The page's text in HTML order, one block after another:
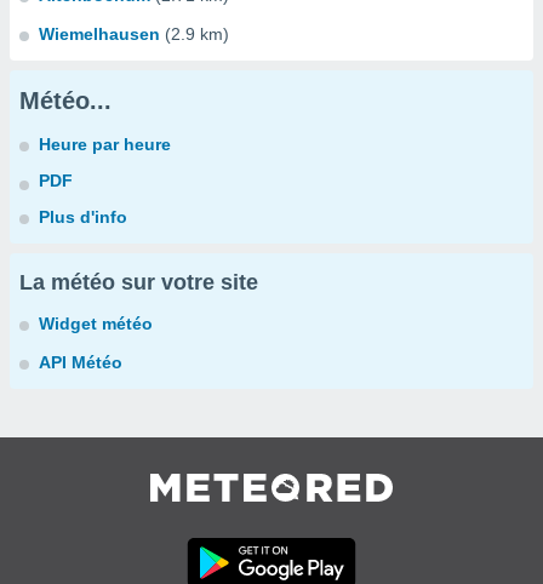
Wiemelhausen (2.9 km)
Météo...
Heure par heure
PDF
Plus d'info
La météo sur votre site
Widget météo
API Météo